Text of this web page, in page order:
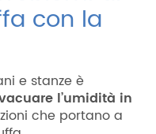
con la
e stanze è
l’umidità in
che portano a